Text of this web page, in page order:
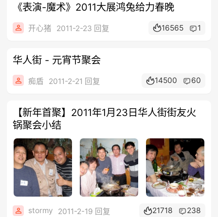
《表演-魔术》2011大展鸿兔给力春晚
开心猪 2011-2-23 回复 16565 1
华人街 - 元宵节聚会
痴盾 2011-2-21 回复 14500 60
【新年首聚】2011年1月23日华人街街友火
锅聚会小结
stormy 2011-2-19 回复 21718 238